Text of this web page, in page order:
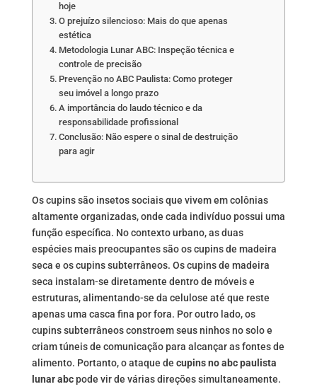
hoje
O prejuízo silencioso: Mais do que apenas
estética
Metodologia Lunar ABC: Inspeção técnica e
controle de precisão
Prevenção no ABC Paulista: Como proteger
seu imóvel a longo prazo
A importância do laudo técnico e da
responsabilidade profissional
Conclusão: Não espere o sinal de destruição
para agir
Os cupins são insetos sociais que vivem em colônias
altamente organizadas, onde cada indivíduo possui uma
função específica. No contexto urbano, as duas
espécies mais preocupantes são os cupins de madeira
seca e os cupins subterrâneos. Os cupins de madeira
seca instalam-se diretamente dentro de móveis e
estruturas, alimentando-se da celulose até que reste
apenas uma casca fina por fora. Por outro lado, os
cupins subterrâneos constroem seus ninhos no solo e
criam túneis de comunicação para alcançar as fontes de
alimento. Portanto, o ataque de cupins no abc paulista
lunar abcpode vir de várias direções simultaneamente.